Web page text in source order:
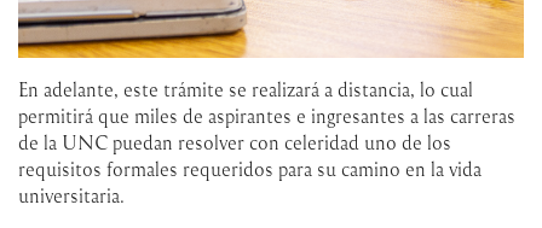
En adelante, este trámite se realizará a distancia, lo cual
permitirá que miles de aspirantes e ingresantes a las carreras
de la UNC puedan resolver con celeridad uno de los
requisitos formales requeridos para su camino en la vida
universitaria.